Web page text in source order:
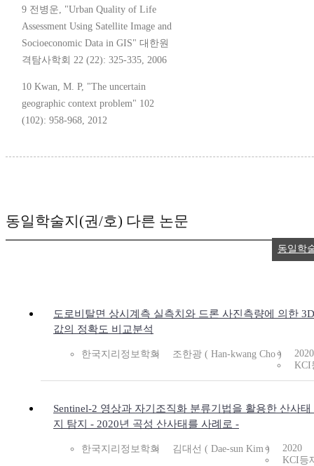
9 전병운, "Urban Quality of Life
Assessment Using Satellite Image and
Socioeconomic Data in GIS" 대한원
격탐사학회 22 (22): 325-335, 2006
10 Kwan, M. P, "The uncertain
geographic context problem" 102
(102): 958-968, 2012
동일학술지(권/호) 다른 논문
도로비탈면 상시계측 실측치와 드론 사진측량에 의한
값의 정확도 비교분석
한국지리정보학회 조한광 ( Han-kwang Cho )
2020
KCI
Sentinel-2 영상과 자기조직화 분류기법을 활용한 산사태
지 탐지 - 2020년 곡성 산사태를 사례로 -
한국지리정보학회 김대선 ( Dae-sun Kim )
2020
KCI등
동일학